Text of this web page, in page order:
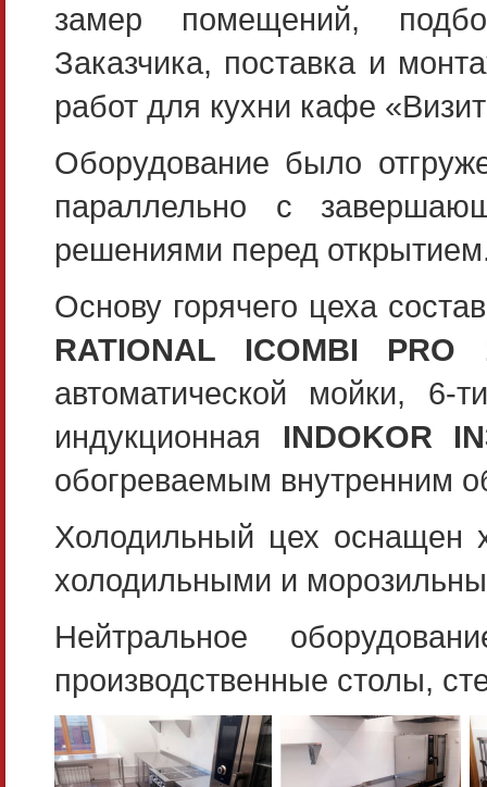
замер помещений,
Заказчика, поставка и
работ для кухни кафе
Оборудование было
параллельно с
решениями перед
Основу горячего цеха
RATIONAL ICOMBI PRO
автоматической мойки,
индукционная INDOKOR
обогреваемым внутренним
Холодильный цех оснащен
холодильными и
Нейтральное
производственные столы,